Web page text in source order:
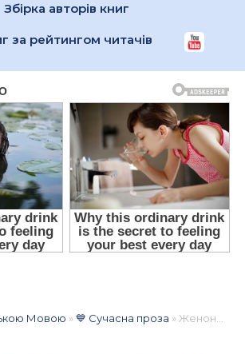
Збірка авторів книг
за рейтингом читачів
Мовою »💙 Сучасна проза » Женоненависник 📚 - Українською